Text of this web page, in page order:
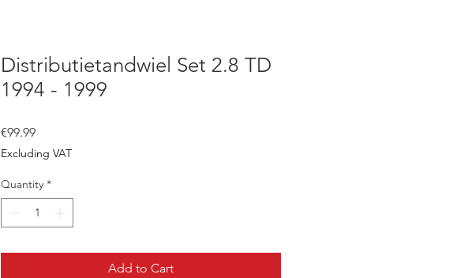
Distributietandwiel Set 2.8 TD
1994 - 1999
€99.99Price
Excluding VAT
Quantity *
Add to Cart